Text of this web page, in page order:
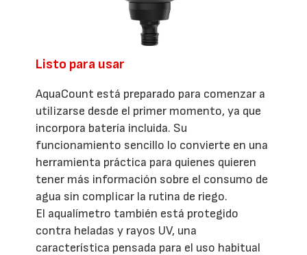
Listo para usar
AquaCount está preparado para comenzar a
utilizarse desde el primer momento, ya que
incorpora batería incluida. Su
funcionamiento sencillo lo convierte en una
herramienta práctica para quienes quieren
tener más información sobre el consumo de
agua sin complicar la rutina de riego.
El aqualímetro también está protegido
contra heladas y rayos UV, una
característica pensada para el uso habitual